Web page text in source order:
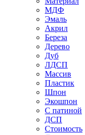
МДФ
Эмаль
Акрил
Береза
Дерево
Дуб
ЛДСП
Массив
Пластик
Шпон
Экошпон
С патиной
ДСП
Стоимость